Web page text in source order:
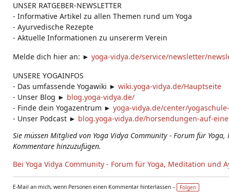
UNSER RATGEBER-NEWSLETTER
- Informative Artikel zu allen Themen rund um Yoga
- Ayurvedische Rezepte
- Aktuelle Informationen zu unsererm Verein
Melde dich hier an: ► yoga-vidya.de/service/newsletter/
UNSERE YOGAINFOS
- Das umfassende Yogawiki ► wiki.yoga-vidya.de/Hauptseite
- Unser Blog ► blog.yoga-vidya.de/
- Finde dein Yogazentrum ► yoga-vidya.de/center/
- Unser Podcast ► blog.yoga-vidya.de/horsendungen-auf-
Sie müssen Mitglied von Yoga Vidya Community - Forum für
Kommentare hinzuzufügen.
Bei Yoga Vidya Community - Forum für Yoga, Meditation und
E-Mail an mich, wenn Personen einen Kommentar hinterlassen – Folgen